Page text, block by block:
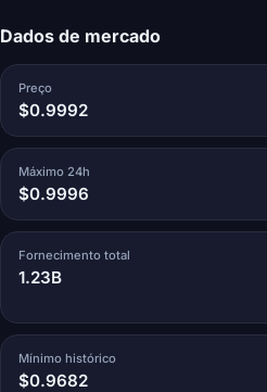
Dados de mercado
Preço
$0.9992
Máximo 24h
$0.9996
Fornecimento total
1.23B
Mínimo histórico
$0.9682